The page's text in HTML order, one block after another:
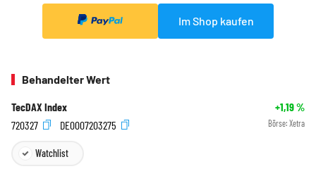
Im Shop kaufen
Behandelter Wert
TecDAX Index +1,19%
720327
DE0007203275 Börse: Xetra
Watchlist